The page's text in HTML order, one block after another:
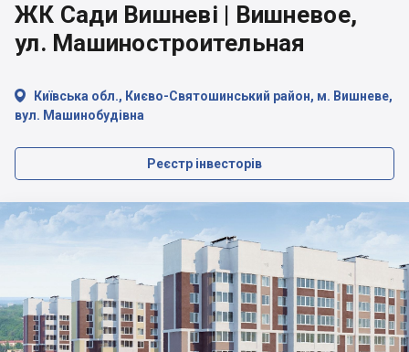
ЖК Сади Вишневі | Вишневое,
ул. Машиностроительная

Київська обл., Києво-Святошинський район, м. Вишневе,
вул. Машинобудівна
Реєстр інвесторів